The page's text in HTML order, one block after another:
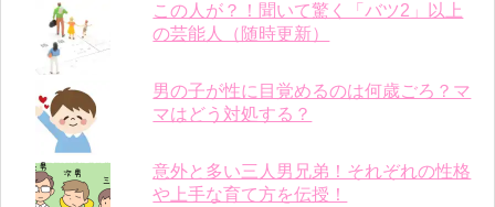
この人が？！聞いて驚く「バツ2」以上
の芸能人（随時更新）
男の子が性に目覚めるのは何歳ごろ？マ
マはどう対処する？
意外と多い三人男兄弟！それぞれの性格
や上手な育て方を伝授！